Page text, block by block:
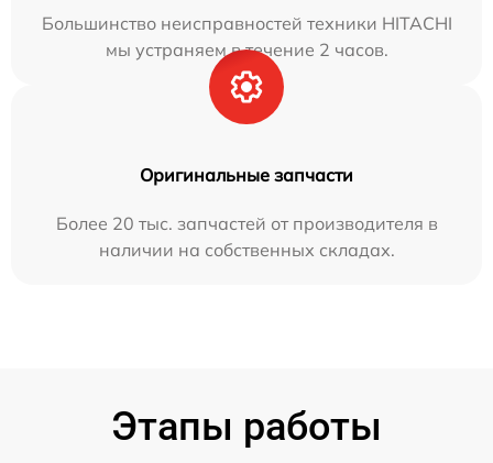
Большинство неисправностей техники HITACHI
мы устраняем в течение 2 часов.
Оригинальные запчасти
Более 20 тыс. запчастей от производителя в
наличии на собственных складах.
Этапы работы